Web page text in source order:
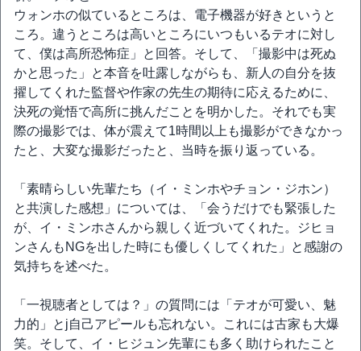
ウォンホの似ているところは、電子機器が好きというと
ころ。違うところは高いところにいつもいるテオに対し
て、僕は高所恐怖症」と回答。そして、「撮影中は死ぬ
かと思った」と本音を吐露しながらも、新人の自分を抜
擢してくれた監督や作家の先生の期待に応えるために、
決死の覚悟で高所に挑んだことを明かした。それでも実
際の撮影では、体が震えて1時間以上も撮影ができなかっ
たと、大変な撮影だったと、当時を振り返っている。
「素晴らしい先輩たち（イ・ミンホやチョン・ジホン）
と共演した感想」については、「会うだけでも緊張した
が、イ・ミンホさんから親しく近づいてくれた。ジヒョ
ンさんもNGを出した時にも優しくしてくれた」と感謝の
気持ちを述べた。
「一視聴者としては？」の質問には「テオが可愛い、魅
力的」とj自己アピールも忘れない。これには古家も大爆
笑。そして、イ・ヒジュン先輩にも多く助けられたこと